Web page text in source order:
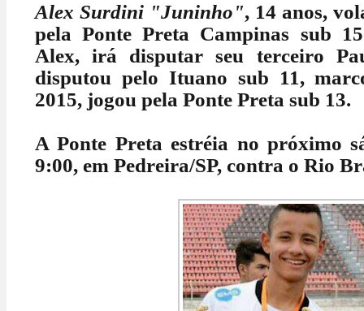
Alex Surdini "Juninho", 14 anos,
pela Ponte Preta Campinas sub
Alex, irá disputar seu terceiro
disputou pelo Ituano sub 11,
2015, jogou pela Ponte Preta sub 13.
A Ponte Preta estréia no próximo
9:00, em Pedreira/SP, contra o Rio